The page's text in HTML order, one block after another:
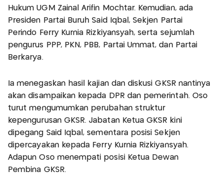
Hukum UGM Zainal Arifin Mochtar. Kemudian, ada
Presiden Partai Buruh Said Iqbal, Sekjen Partai
Perindo Ferry Kurnia Rizkiyansyah, serta sejumlah
pengurus PPP, PKN, PBB, Partai Ummat, dan Partai
Berkarya.
Ia menegaskan hasil kajian dan diskusi GKSR nantinya
akan disampaikan kepada DPR dan pemerintah. Oso
turut mengumumkan perubahan struktur
kepengurusan GKSR. Jabatan Ketua GKSR kini
dipegang Said Iqbal, sementara posisi Sekjen
dipercayakan kepada Ferry Kurnia Rizkiyansyah.
Adapun Oso menempati posisi Ketua Dewan
Pembina GKSR.